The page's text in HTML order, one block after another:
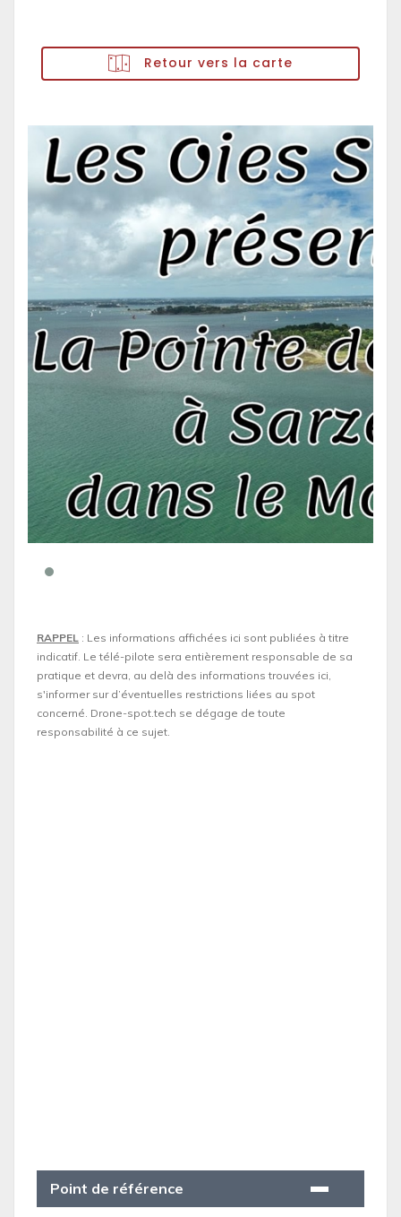
Retour vers la carte
RAPPEL : Les informations affichées ici sont publiées à titre
indicatif. Le télé-pilote sera entièrement responsable de sa
pratique et devra, au delà des informations trouvées ici,
s'informer sur d’éventuelles restrictions liées au spot
concerné. Drone-spot.tech se dégage de toute
responsabilité à ce sujet.
Point de référence